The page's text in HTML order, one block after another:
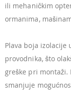
ili mehaničkim
ormanima,
Plava boja izolacije
provodnika, što
greške pri montaži.
smanjuje